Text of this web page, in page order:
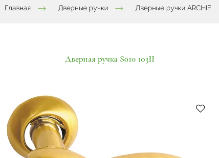
Главная Дверные ручки Дверные ручки ARCHIE
Дверная ручка S010 103II